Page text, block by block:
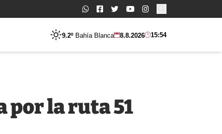
Buscar:
9.2º Bahía Blanca 8.8.2026 15:54
la ruta 51